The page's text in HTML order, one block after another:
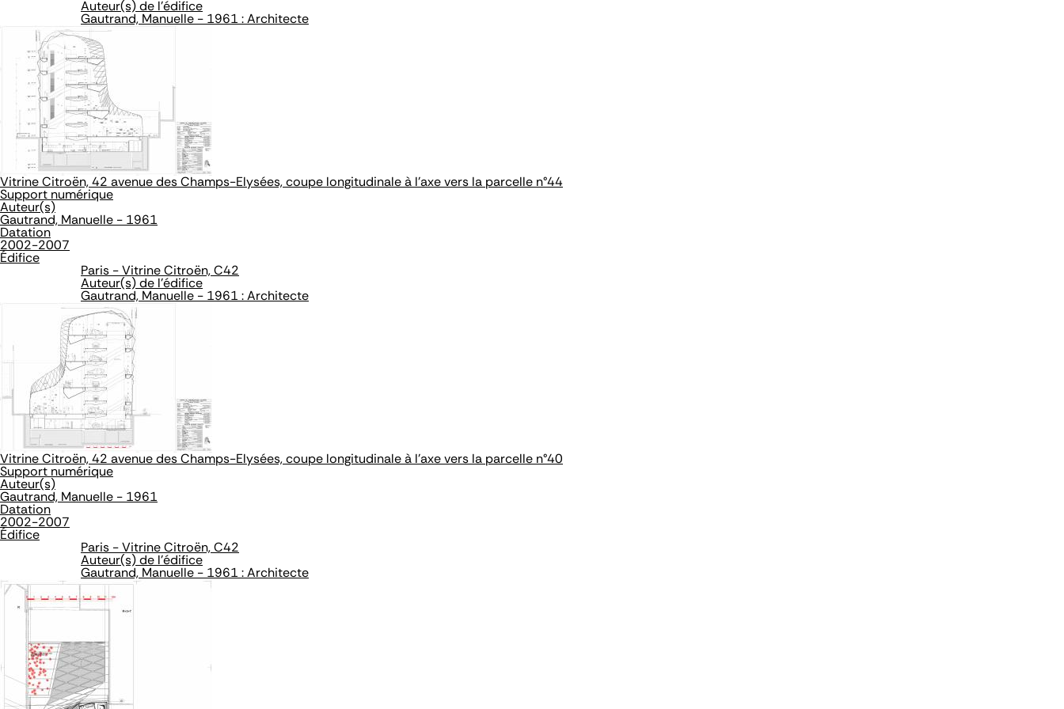
Auteur(s) de l'édifice
Gautrand, Manuelle - 1961 : Architecte
Vitrine Citroën, 42 avenue des Champs-Elysées, coupe longitudinale à l'axe vers la parcelle n°44
Support numérique
Auteur(s)
Gautrand, Manuelle - 1961
Datation
2002-2007
Édifice
Paris - Vitrine Citroën, C42
Auteur(s) de l'édifice
Gautrand, Manuelle - 1961 : Architecte
Vitrine Citroën, 42 avenue des Champs-Elysées, coupe longitudinale à l'axe vers la parcelle n°40
Support numérique
Auteur(s)
Gautrand, Manuelle - 1961
Datation
2002-2007
Édifice
Paris - Vitrine Citroën, C42
Auteur(s) de l'édifice
Gautrand, Manuelle - 1961 : Architecte